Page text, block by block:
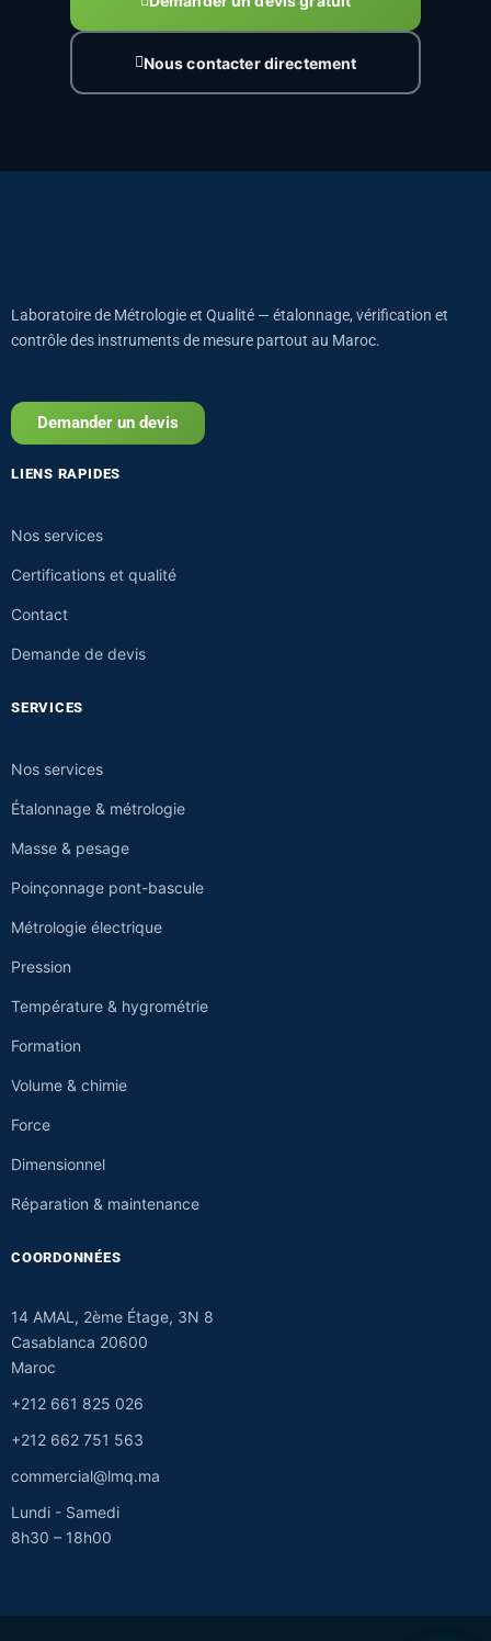
Nous contacter directement
Laboratoire de Métrologie et Qualité — étalonnage, vérification et
contrôle des instruments de mesure partout au Maroc.
Demander un devis
LIENS RAPIDES
Nos services
Certifications et qualité
Contact
Demande de devis
SERVICES
Nos services
Étalonnage & métrologie
Masse & pesage
Poinçonnage pont-bascule
Métrologie électrique
Pression
Température & hygrométrie
Formation
Volume & chimie
Force
Dimensionnel
Réparation & maintenance
COORDONNÉES
14 AMAL, 2ème Étage, 3N 8
Casablanca 20600
Maroc
+212 661 825 026
+212 662 751 563
commercial@lmq.ma
Lundi - Samedi
8h30 – 18h00